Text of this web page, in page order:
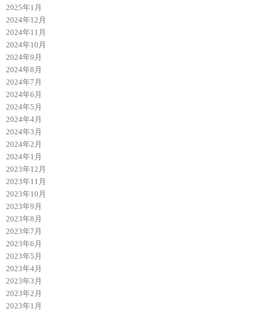
2025年1月
2024年12月
2024年11月
2024年10月
2024年9月
2024年8月
2024年7月
2024年6月
2024年5月
2024年4月
2024年3月
2024年2月
2024年1月
2023年12月
2023年11月
2023年10月
2023年9月
2023年8月
2023年7月
2023年6月
2023年5月
2023年4月
2023年3月
2023年2月
2023年1月